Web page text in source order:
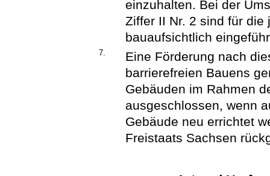
einzuhalten. Bei der
Ziffer II Nr. 2 sind für
bauaufsichtlich
7.
Eine Förderung nach
barrierefreien Bauens
Gebäuden im Rahmen
ausgeschlossen, wenn
Gebäude neu errichtet
Freistaats Sachsen